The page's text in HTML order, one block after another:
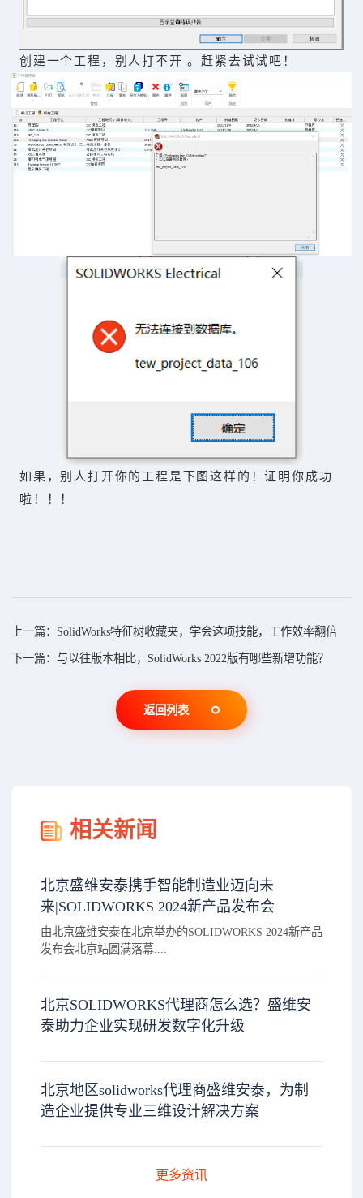
创建一个工程，别人打不开 。赶紧去试试吧！
如果，别人打开你的工程是下图这样的！证明你成功
啦！！！
上一篇：SolidWorks特征树收藏夹，学会这项技能，工作效率翻倍
下一篇：与以往版本相比，SolidWorks 2022版有哪些新增功能？
返回列表
相关新闻
北京盛维安泰携手智能制造业迈向未
来|SOLIDWORKS 2024新产品发布会
由北京盛维安泰在北京举办的SOLIDWORKS 2024新产品
发布会北京站圆满落幕....
北京SOLIDWORKS代理商怎么选？盛维安
泰助力企业实现研发数字化升级
北京地区solidworks代理商盛维安泰，为制
造企业提供专业三维设计解决方案
更多资讯